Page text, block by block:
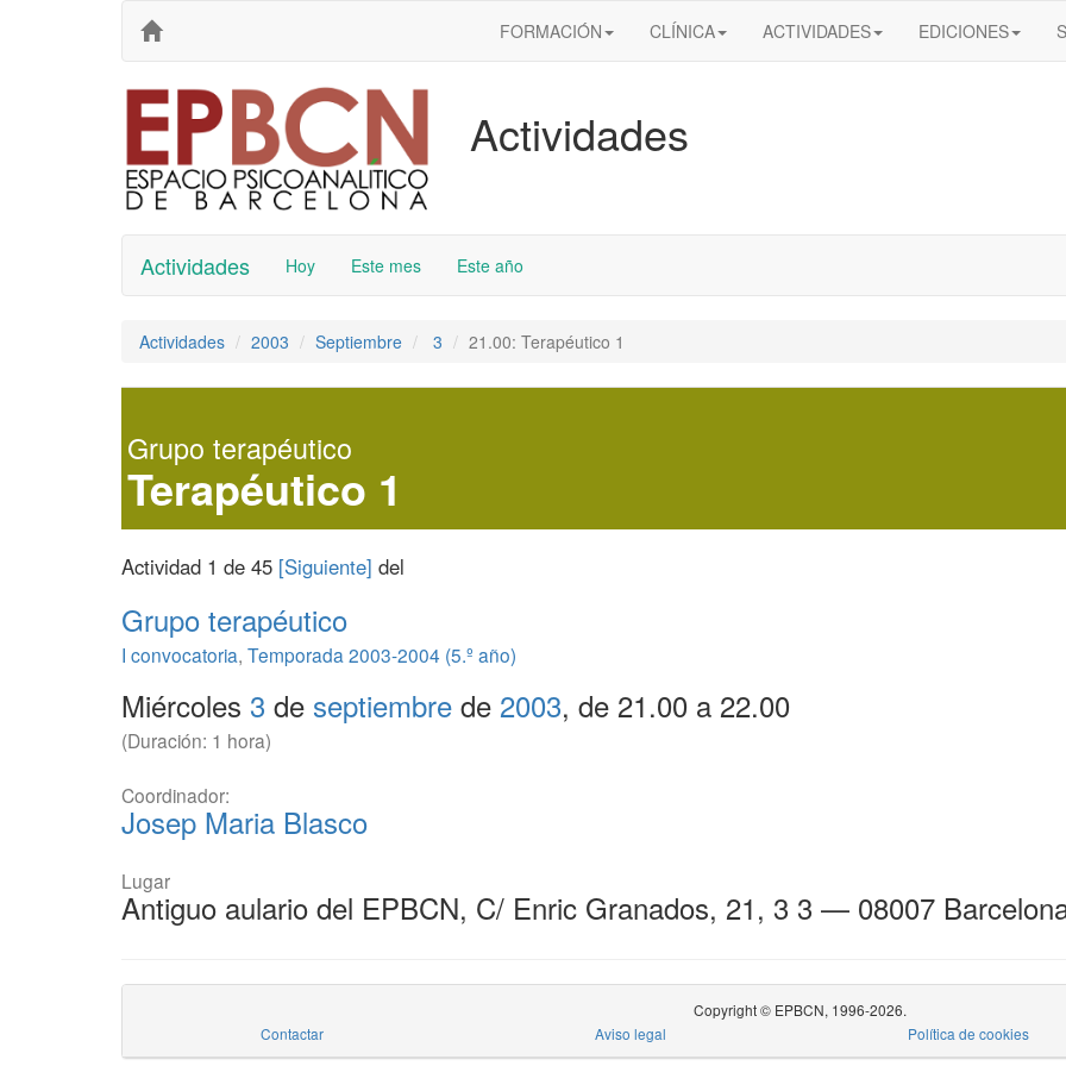
FORMACIÓN CLÍNICA ACTIVIDADES EDICIONES
Actividades
Actividades Hoy Este mes Este año
Actividades 2003 Septiembre 3 21.00: Terapéutico 1
Grupo terapéutico
Terapéutico 1
Actividad 1 de 45 [Siguiente] del
Grupo terapéutico
I convocatoria, Temporada 2003-2004 (5.º año)
Miércoles 3 de septiembre de 2003, de 21.00 a 22.00
(Duración: 1 hora)
Coordinador:
Josep Maria Blasco
Lugar
Antiguo aulario del EPBCN, C/ Enric Granados, 21, 3 3 — 08007
Copyright © EPBCN, 1996-2026.
Contactar
Aviso legal Política de cookies